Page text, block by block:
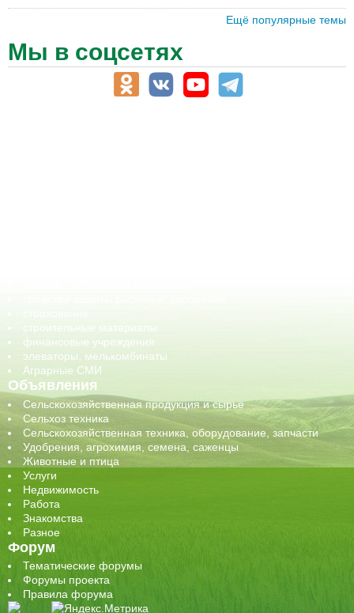
Ещё популярные темы
Мы в соцсетях
строительные материалы
финансовые учреждения
элеваторы, мелькомбинаты
Аграрные СМИ
Объявления
Сельскохозяйственная продукция и сырье
Сельхоз техника
Сельскохозяйственная техника, оборудование, запчасти
Удобрения, агрохимия, семена, саженцы
Животные и птица
Услуги
Недвижимость
Работа
Знакомства
Разное
Форум
Тематические форумы
Форумы проекта
Правила форума